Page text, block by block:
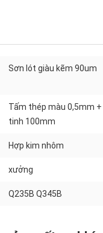
Sơn lót giàu kẽm 90um
Tấm thép màu 0,5mm
tinh 100mm
Hợp kim nhôm
xưởng
Q235B Q345B